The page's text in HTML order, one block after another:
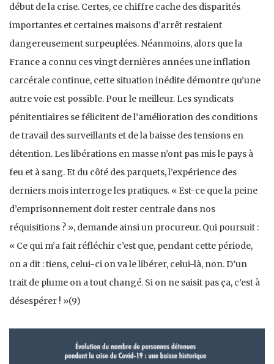
début de la crise. Certes, ce chiffre cache des disparités
importantes et certaines maisons d’arrêt restaient
dangereusement surpeuplées. Néanmoins, alors que la
France a connu ces vingt dernières années une inflation
carcérale continue, cette situation inédite démontre qu’une
autre voie est possible. Pour le meilleur. Les syndicats
pénitentiaires se félicitent de l’amélioration des conditions
de travail des surveillants et de la baisse des tensions en
détention. Les libérations en masse n’ont pas mis le pays à
feu et à sang. Et du côté des parquets, l’expérience des
derniers mois interroge les pratiques. « Est-ce que la peine
d’emprisonnement doit rester centrale dans nos
réquisitions ? », demande ainsi un procureur. Qui poursuit :
« Ce qui m’a fait réfléchir c’est que, pendant cette période,
on a dit : tiens, celui-ci on va le libérer, celui-là, non. D’un
trait de plume on a tout changé. Si on ne saisit pas ça, c’est à
désespérer ! »(9)